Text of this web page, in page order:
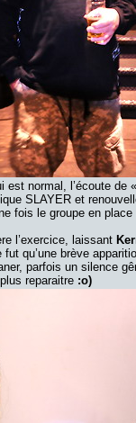
normal, l’écoute
SLAYER et
fois le groupe en
l’exercice, laissant
qu’une brève
parfois un silence
reparaitre :o)